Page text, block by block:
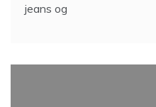
jeans og